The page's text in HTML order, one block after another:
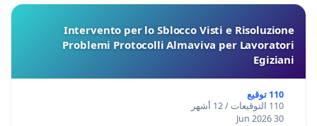
Intervento per lo Sblocco Visti e Risoluzione
Problemi Protocolli Almaviva per Lavoratori
Egiziani
110 توقيع
110 التوقيعات / 12 أشهر
30 Jun 2026